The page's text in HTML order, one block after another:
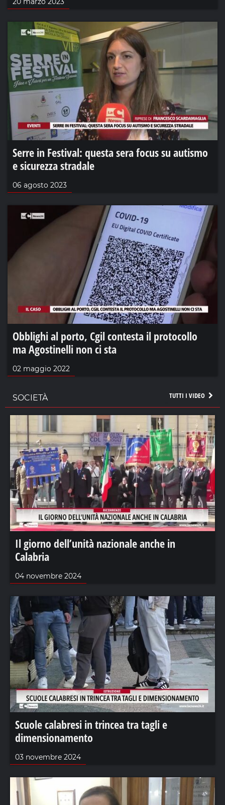
Serre in Festival: questa sera focus su autismo
e sicurezza stradale
06 agosto 2023
Obblighi al porto, Cgil contesta il protocollo
ma Agostinelli non ci sta
02 maggio 2022
TUTTI I VIDEO
SOCIETÀ
Il giorno dell’unità nazionale anche in
Calabria
04 novembre 2024
Scuole calabresi in trincea tra tagli e
dimensionamento
03 novembre 2024